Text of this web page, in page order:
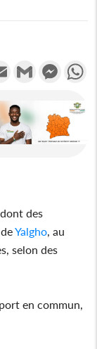
Email Gmail
des
deYalgho, au
selon des
en commun,